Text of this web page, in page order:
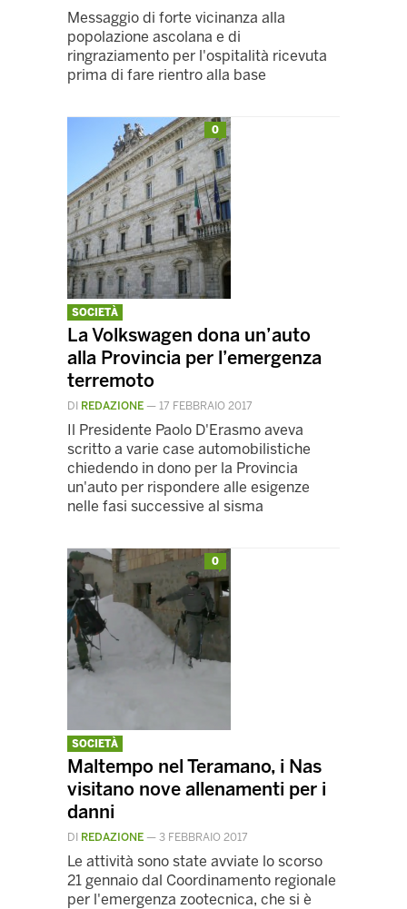
Messaggio di forte vicinanza alla
popolazione ascolana e di
ringraziamento per l'ospitalità ricevuta
prima di fare rientro alla base
0
SOCIETÀ
La Volkswagen dona un’auto
alla Provincia per l’emergenza
terremoto
DI REDAZIONE — 17 FEBBRAIO 2017
Il Presidente Paolo D'Erasmo aveva
scritto a varie case automobilistiche
chiedendo in dono per la Provincia
un'auto per rispondere alle esigenze
nelle fasi successive al sisma
0
SOCIETÀ
Maltempo nel Teramano, i Nas
visitano nove allenamenti per i
danni
DI REDAZIONE — 3 FEBBRAIO 2017
Le attività sono state avviate lo scorso
21 gennaio dal Coordinamento regionale
per l'emergenza zootecnica, che si è